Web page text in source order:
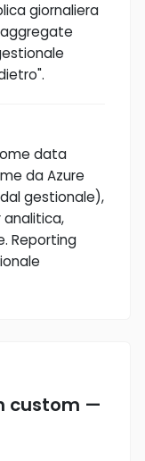
giornaliera
data
da Azure
gestionale),
Reporting
custom —